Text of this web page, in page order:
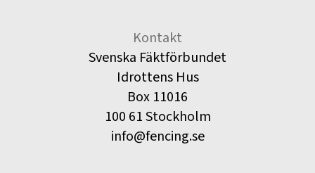
Kontakt
Svenska Fäktförbundet
Idrottens Hus
Box 11016
100 61 Stockholm
info@fencing.se